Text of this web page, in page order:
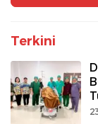
Terkini